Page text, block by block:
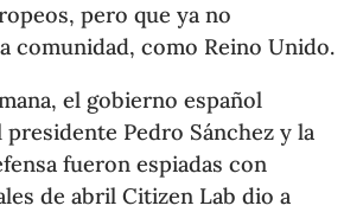
pero que ya no
comunidad, como Reino Unido.
el gobierno español
Pedro Sánchez y la
fueron espiadas con
de abril Citizen Lab dio a